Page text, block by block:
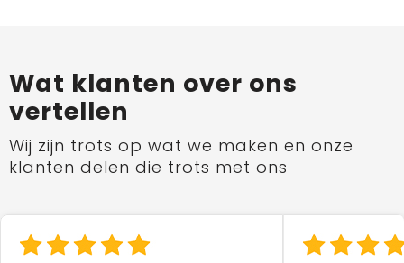
Wat klanten over ons
vertellen
Wij zijn trots op wat we maken en onze
klanten delen die trots met ons